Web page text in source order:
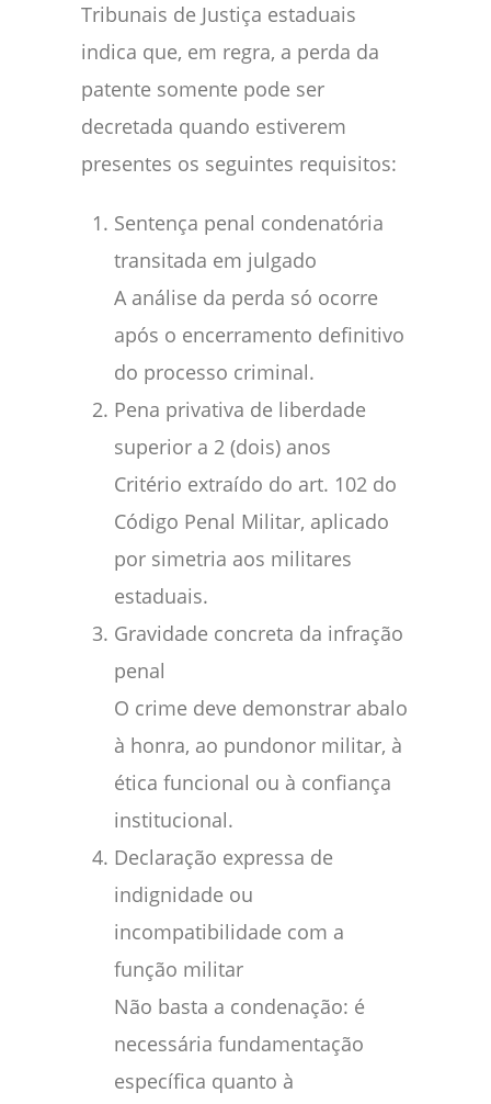
Tribunais de Justiça estaduais
indica que, em regra, a perda da
patente somente pode ser
decretada quando estiverem
presentes os seguintes requisitos:
Sentença penal condenatória
transitada em julgado
A análise da perda só ocorre
após o encerramento definitivo
do processo criminal.
Pena privativa de liberdade
superior a 2 (dois) anos
Critério extraído do art. 102 do
Código Penal Militar, aplicado
por simetria aos militares
estaduais.
Gravidade concreta da infração
penal
O crime deve demonstrar abalo
à honra, ao pundonor militar, à
ética funcional ou à confiança
institucional.
Declaração expressa de
indignidade ou
incompatibilidade com a
função militar
Não basta a condenação: é
necessária fundamentação
específica quanto à